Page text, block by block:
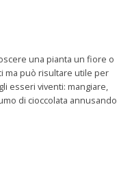
una pianta un fiore o
ma può risultare utile per
esseri viventi: mangiare,
di cioccolata annusando